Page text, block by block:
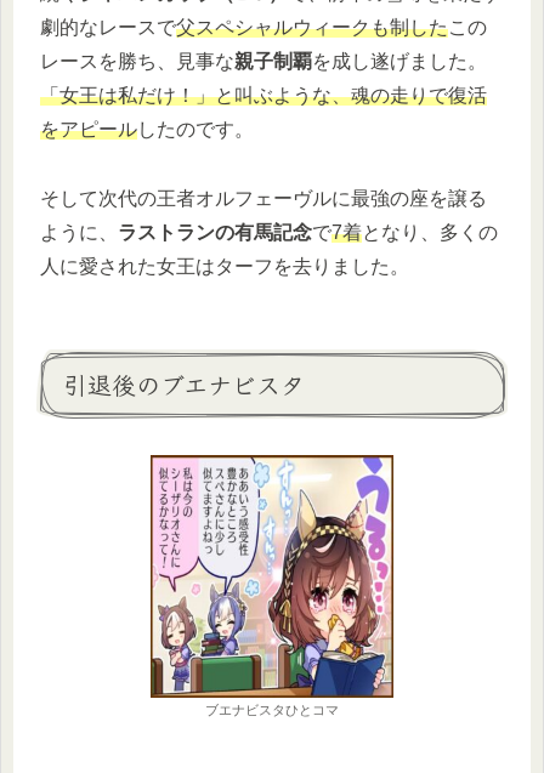
劇的なレースで父スペシャルウィークも制したこの
レースを勝ち、見事な親子制覇を成し遂げました。
「女王は私だけ！」と叫ぶような、魂の走りで復活
をアピールしたのです。
そして次代の王者オルフェーヴルに最強の座を譲る
ように、 ラストランの有馬記念で7着となり、多くの
人に愛された女王はターフを去りました。
引退後のブエナビスタ
ブエナビスタひとコマ